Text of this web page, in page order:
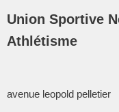
Union Sportive
Athlétisme
avenue leopold pelletier